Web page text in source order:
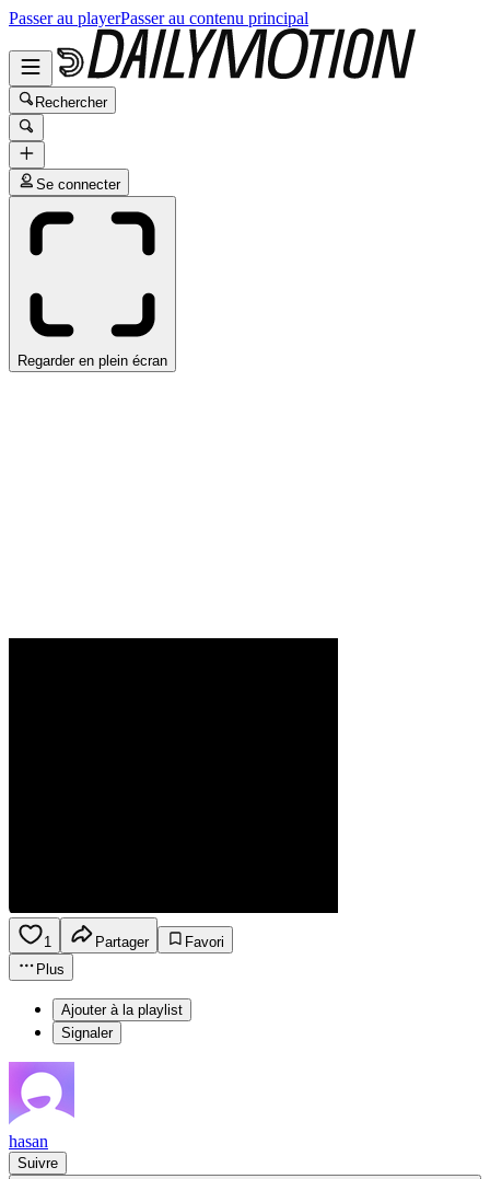
Passer au playerPasser au contenu principal
Rechercher
Se connecter
Regarder en plein écran
1 Partager
Favori
Plus
Ajouter à la playlist
Signaler
hasan
Suivre